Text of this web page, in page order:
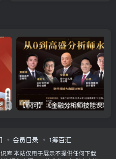
香帅·中国财富报告-年度报告2025-2026（更新） 【职问】《金融分析师技能课》
会员目录 1筹百汇
库 本站仅用于展示不提供任何下载